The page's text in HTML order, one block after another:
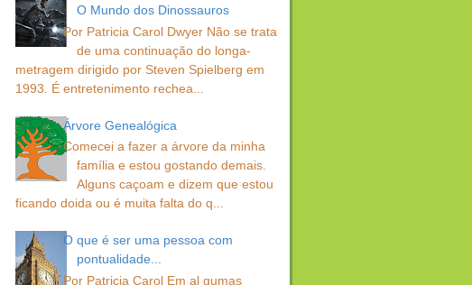
O Mundo dos Dinossauros
Por Patricia Carol Dwyer Não se trata
de uma continuação do longa-
metragem dirigido por Steven Spielberg em
1993. É entretenimento rechea...
Árvore Genealógica
Comecei a fazer a árvore da minha
família e estou gostando demais.
Alguns caçoam e dizem que estou
ficando doida ou é muita falta do q...
O que é ser uma pessoa com
pontualidade...
Por Patricia Carol Em al gumas